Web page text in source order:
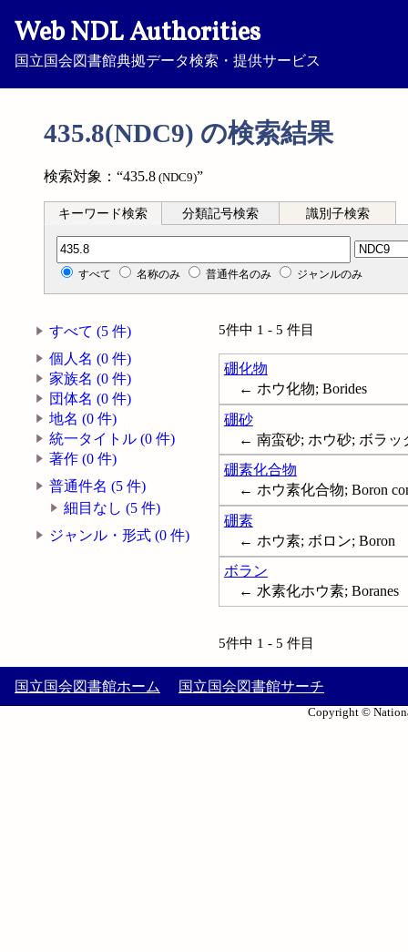
Web NDL Authorities
国立国会図書館典拠データ検索・提供サービス
435.8(NDC9) の検索結果
検索対象：“435.8 (NDC9)”
キーワード検索 分類記号検索 識別子検索
分類記号検索
すべて 名称のみ 普通件名のみ ジャンルのみ
すべて (5 件)
個人名 (0 件)
家族名 (0 件)
団体名 (0 件)
地名 (0 件)
統一タイトル (0 件)
著作 (0 件)
普通件名 (5 件)
細目なし (5 件)
ジャンル・形式 (0 件)
5件中 1 - 5 件目
硼化物
← ホウ化物; Borides
硼砂
← 南蛮砂; ホウ砂; ボラッ
硼素化合物
← ホウ素化合物; Boron
硼素
← ホウ素; ボロン; Boron
ボラン
← 水素化ホウ素; Boranes
5件中 1 - 5 件目
国立国会図書館ホーム 国立国会図書館サーチ
Copyright ©